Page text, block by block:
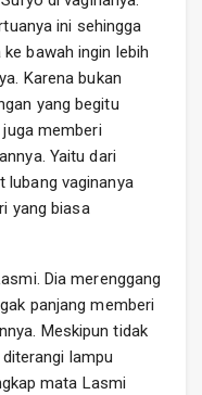
ini sehingga
bawah ingin lebih
Karena bukan
yang begitu
memberi
Yaitu dari
lubang vaginanya
yang biasa
Dia merenggang
panjang memberi
Meskipun tidak
lampu
mata Lasmi